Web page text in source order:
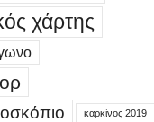
χάρτης
καρκίνος 2019